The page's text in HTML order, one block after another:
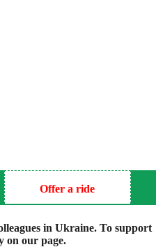
Offer a ride
in Ukraine. To support
on our page.